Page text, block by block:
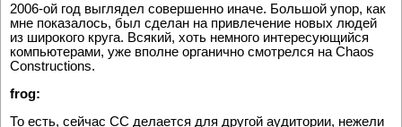
2006-ой год выглядел совершенно иначе. Большой упор, как
мне показалось, был сделан на привлечение новых людей
из широкого круга. Всякий, хоть немного интересующийся
компьютерами, уже вполне органично смотрелся на Chaos
Constructions.
frog:
То есть, сейчас CC делается для другой аудитории, нежели